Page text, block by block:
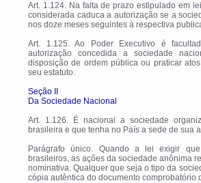
Art. 1.124. Na falta de prazo estipulado em
considerada caduca a autorização se a
nos doze meses seguintes à respectiva
Art. 1.125. Ao Poder Executivo é
autorização concedida a sociedade
disposição de ordem pública ou praticar
seu estatuto.
Seção II
Da Sociedade Nacional
Art. 1.126. É nacional a sociedade
brasileira e que tenha no País a sede de sua
Parágrafo único. Quando a lei exigir
brasileiros, as ações da sociedade anônima
nominativa. Qualquer que seja o tipo da
cópia autêntica do documento comprobatório